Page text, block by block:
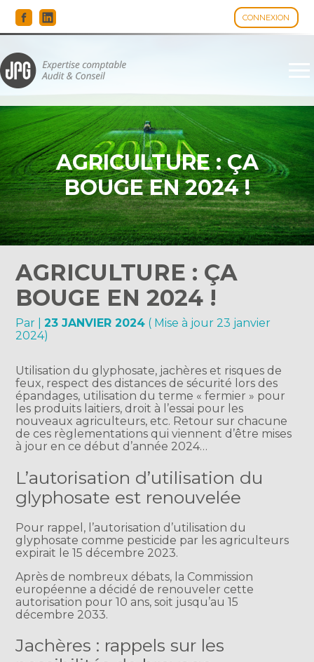
CONNEXION
Aller
au
AGRICULTURE : ÇA
BOUGE EN 2024 !
AGRICULTURE : ÇA
BOUGE EN 2024 !
Par |23 JANVIER 2024 ( Mise à jour 23 janvier
2024)
Utilisation du glyphosate, jachères et risques de
feux, respect des distances de sécurité lors des
épandages, utilisation du terme « fermier » pour
les produits laitiers, droit à l’essai pour les
nouveaux agriculteurs, etc. Retour sur chacune
de ces règlementations qui viennent d’être mises
à jour en ce début d’année 2024…
L’autorisation d’utilisation du
glyphosate est renouvelée
Pour rappel, l’autorisation d’utilisation du
glyphosate comme pesticide par les agriculteurs
expirait le 15 décembre 2023.
Après de nombreux débats, la Commission
européenne a décidé de renouveler cette
autorisation pour 10 ans, soit jusqu’au 15
décembre 2033.
Jachères : rappels sur les